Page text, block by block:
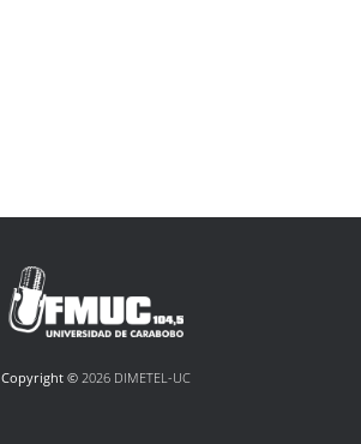
Copyright ©2026 DIMETEL-UC